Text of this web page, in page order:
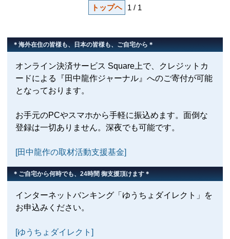
トップヘ 1 / 1
＊海外在住の皆様も、日本の皆様も、ご自宅から＊
オンライン決済サービス Square上で、クレジットカ
ードによる『田中龍作ジャーナル』へのご寄付が可能
となっております。
お手元のPCやスマホから手軽に振込めます。面倒な
登録は一切ありません。深夜でも可能です。
[田中龍作の取材活動支援基金]
＊ご自宅から何時でも、24時間 御支援頂けます＊
インターネットバンキング「ゆうちょダイレクト」を
お申込みください。
[ゆうちょダイレクト]